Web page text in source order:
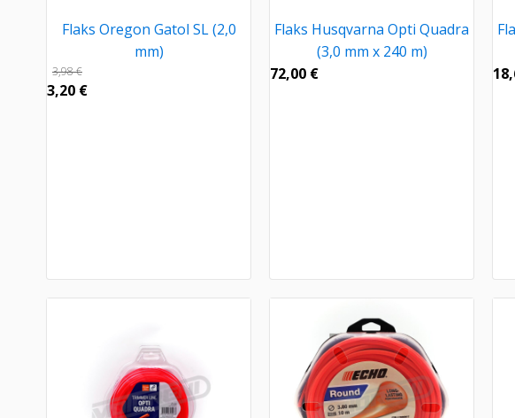
Flaks Oregon Gatol SL (2,0
mm)
3,98€
3,20 €
Flaks Husqvarna Opti Quadra
(3,0 mm x 240 m)
72,00 €